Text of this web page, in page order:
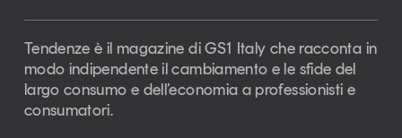
Tendenze è il magazine di GS1 Italy che racconta in
modo indipendente il cambiamento e le sfide del
largo consumo e dell’economia a professionisti e
consumatori.